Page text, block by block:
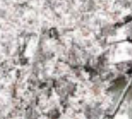
on line 229 Warning